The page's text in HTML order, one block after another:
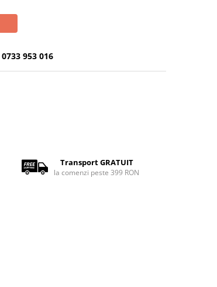
0733 953 016
Transport GRATUIT
la comenzi peste 399 RON